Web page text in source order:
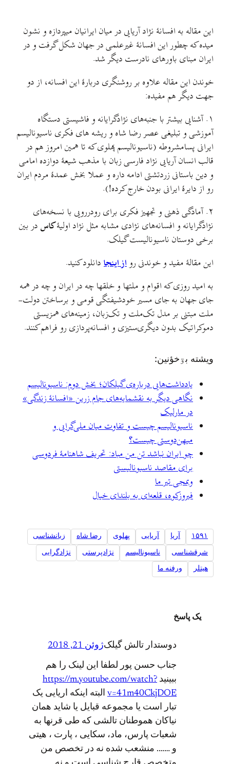
این مقاله به افسانهٔ نژاد آریایی در میان ایرانیان میپردازه و نشون
میده که چطور این افسانهٔ غیرعلمی در جهان شکل گرفت و در
ایران مبنای باورهای نادرست دیگر شد.
خوندن این مقاله علاوه بر روشنگری دربارهٔ این افسانه، از دو
جهت دیگر هم مفیده:
۱. آشنایی بیشتر با جنبه‌های نژادگرایانه و فاشیستی دستگاه
آموزشی و تبلیغی عصر رضا شاه و ریشه های فکری ناسیونالیسم
ایرانی پسامشروطه (ناسیونالیسم پهلوی که تا همین امروز هم در
قالب انسان آریایی نژاد فارسی زبان با مذهب شیعهٔ دوازده امامی
و دین باستانی زردتشتی ادامه داره و عملا بخش عمدهٔ مردم ایران
رو از دایرهٔ ایرانی بودن خارج کرده!).
۲. آمادگی ذهنی و تجهیز فکری برای رودررویی با نسخه‌های
نژادگرایانه و افسانه‌های نژادی مشابه مثل نژاد اولیهٔکاس در بین
برخی دوستان ناسیونالیست گیلک.
این مقالهٔ مفید و خوندنی رو از اینجا دانلود کنید.
به امید روزی که اقوام و ملتها و خلقها چه در ایران و چه در همه
جای جهان به جای مسیر خودشیفتگی قومی و برساختن دولت-
ملت مبتنی بر مدل تک‌ملت و تک‌زبان، زمینه‌های همزیستی
دموکراتیک بدون دیگری‌ستیزی و افسانه‌پردازی رو فراهم کنند.
ويشته بۊخؤنين:
یادداشت‌هایی درباره‌ی گیلکان؛ بخش دوم: ناسیونالیسم
نگاهی دیگر به نقشمایه‌های جام زرین «افسانهٔ زندگی»
در مارلیک
ناسیونالیسم چیست و تفاوت میان ملی‌گرایی و
میهن‌دوستی چیست؟
چو ایران نباشد تن من مباد: تحریف شاهنامهٔ فردوسی
برای مقاصد ناسیونالیستی
وبمجی تیر ما
فيروزکوه، قلعه‌ای به بلندای خيال
۱۵۹۱ آریا آریایی پهلوی رضا شاه زبانشناسی
شرقشناسی ناسیونالیسم نژادپرستی نژادگرایی
هیتلر ورفنه ما
یک پاسخ
دوستدار تالش گیلکژوئن 21, 2018
جناب حسن پور لطفا این لینک را هم
ببینید https://m.youtube.com/watch?
v=41m40CkjDOE البته اینکه اریایی یک
تبار است یا مجموعه قبایل یا شاید همان
نیاکان هموطنان تالشی که طی قرنها به
شعبات پارس، ماد، سکایی ، پارت ، هیتی
و ……. منشعب شده نه در تخصص من